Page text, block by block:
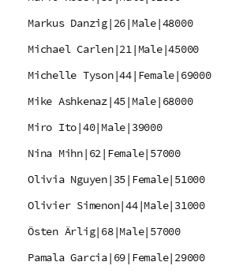
Markus Danzig|26|Male|48000
Michael Carlen|21|Male|45000
Michelle Tyson|44|Female|69000
Mike Ashkenaz|45|Male|68000
Miro Ito|40|Male|39000
Nina Mihn|62|Female|57000
Olivia Nguyen|35|Female|51000
Olivier Simenon|44|Male|31000
Östen Ärlig|68|Male|57000
Pamala Garcia|69|Female|29000